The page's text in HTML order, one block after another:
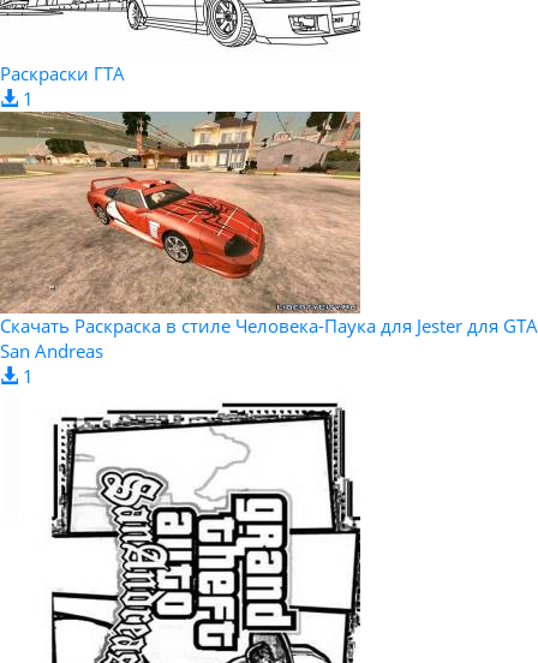
Раскраски ГТА
1
Скачать Раскраска в стиле Человека-Паука для Jester для GTA
San Andreas
1